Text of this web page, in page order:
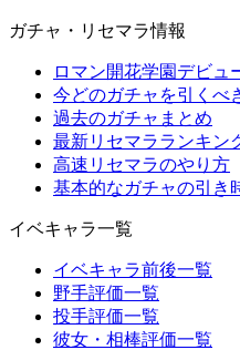
ガチャ・リセマラ情報
ロマン開花学園デビュ
今どのガチャを引くべ
過去のガチャまとめ
最新リセマラランキン
高速リセマラのやり方
基本的なガチャの引き
イベキャラ一覧
イベキャラ前後一覧
野手評価一覧
投手評価一覧
彼女・相棒評価一覧